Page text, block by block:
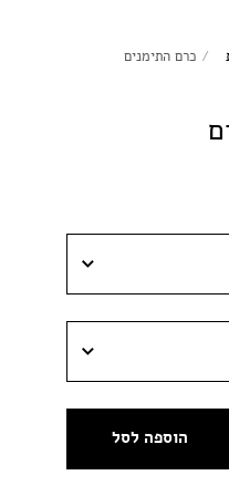
/ כרם התימנים
הוספה לסל